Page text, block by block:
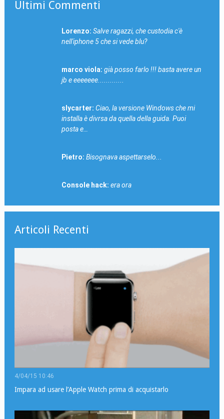
Ultimi Commenti
Lorenzo: Salve ragazzi, che custodia c'è
nell'iphone 5 che si vede blu?
marco viola: già posso farlo !!! basta avere un
jb e eeeeeee.............
slycarter: Ciao, la versione Windows che mi
installa è divrsa da quella della guida. Puoi
posta e…
Pietro: Bisognava aspettarselo...
Console hack: era ora
Articoli Recenti
4/04/15 10:46
Impara ad usare l’Apple Watch prima di acquistarlo